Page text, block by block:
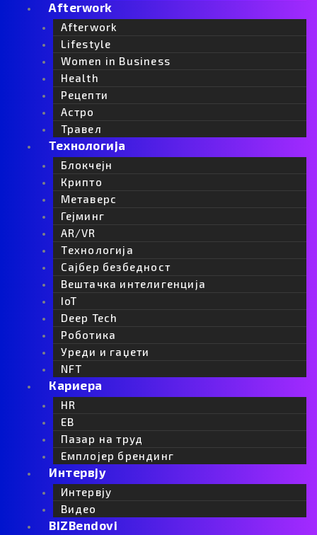
k a
m
-
t
n
n
Afterwork
Afterwork
Lifestyle
Women in Business
Health
Рецепти
Астро
Травел
Технологија
Блокчејн
Крипто
Метаверс
Гејминг
AR/VR
Tехнологија
Сајбер безбедност
Вештачка интелигенција
IoT
Deep Tech
Роботика
Уреди и гаџети
NFT
Кариера
HR
EB
Пазар на труд
Емплојер брендинг
Интервју
Интервју
Видео
BIZBendovi